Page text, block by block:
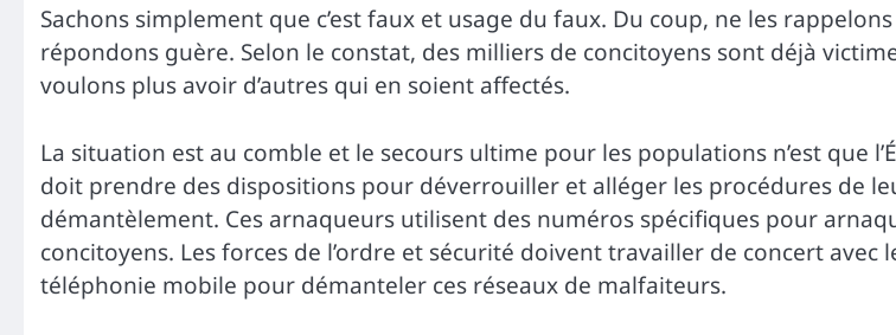
Sachons simplement que c’est faux et usage du faux. Du coup, ne les
répondons guère. Selon le constat, des milliers de concitoyens sont déjà
voulons plus avoir d’autres qui en soient affectés.
La situation est au comble et le secours ultime pour les populations n’est que
doit prendre des dispositions pour déverrouiller et alléger les procédures de
démantèlement. Ces arnaqueurs utilisent des numéros spécifiques pour
concitoyens. Les forces de l’ordre et sécurité doivent travailler de concert avec
téléphonie mobile pour démanteler ces réseaux de malfaiteurs.